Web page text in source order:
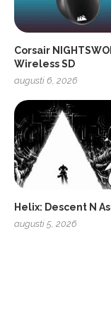
Corsair
Wireless SD
augusti 6, 2026
Helix: Descent N
augusti 5, 2026